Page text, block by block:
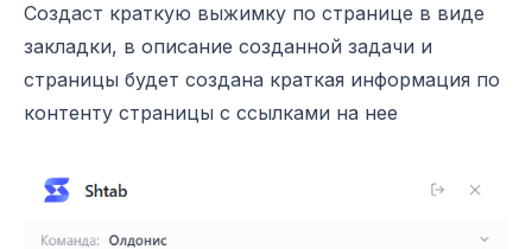
Создаст краткую выжимку по странице в виде
закладки, в описание созданной задачи и
страницы будет создана краткая информация по
контенту страницы с ссылками на нее